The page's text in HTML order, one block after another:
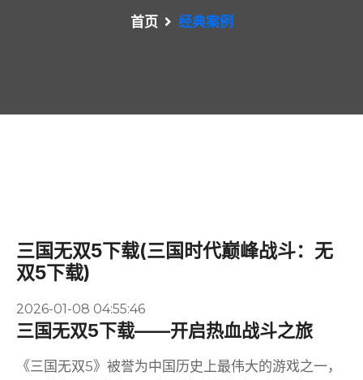
首页 经典案例
三国无双5下载(三国时代巅峰战斗：无
双5下载)
2026-01-08 04:55:46
三国无双5下载——开启热血战斗之旅
《三国无双5》被誉为中国历史上最伟大的游戏之一，